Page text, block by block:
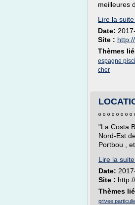
meilleures
Lire la suite
Date:
Site :
Thèmes
espagne
cher
º º º º º º º º
"La Costa
Nord-Est
Portbou ,
Lire la suite
Date:
Site :
Thèmes
privee